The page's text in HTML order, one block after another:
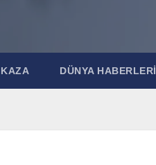
DÜNYA HABERLERI